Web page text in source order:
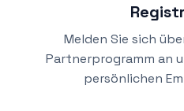
Melden Sie sich
Partnerprogramm an
persönlichen